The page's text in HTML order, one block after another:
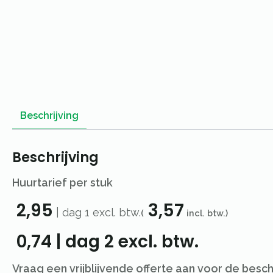
Beschrijving
Beschrijving
Huurtarief per stuk
2,95 dag 1 excl. btw.( 3,57 incl. btw.)
0,74 | dag 2 excl. btw.
Vraag een vrijblijvende offerte aan voor de